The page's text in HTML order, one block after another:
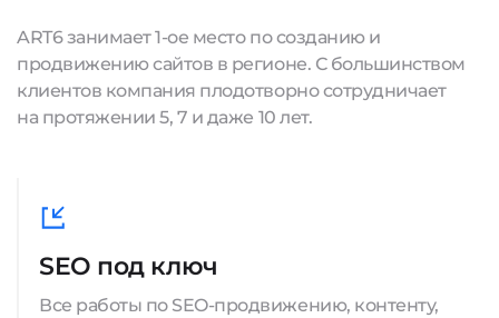
ART6 занимает 1-ое место по созданию и
продвижению сайтов в регионе. С большинством
клиентов компания плодотворно сотрудничает
на протяжении 5, 7 и даже 10 лет.
SEO под ключ
Все работы по SEO-продвижению, контенту,